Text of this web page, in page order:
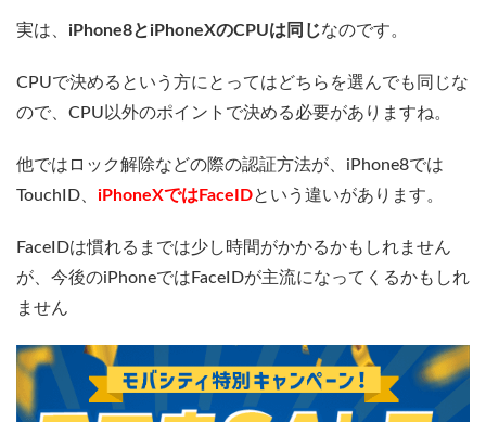
実は、 iPhone8とiPhoneXのCPUは同じなのです。
CPUで決めるという方にとってはどちらを選んでも同じな
ので、CPU以外のポイントで決める必要がありますね。
他ではロック解除などの際の認証方法が、iPhone8では
TouchID、 iPhoneXではFaceIDという違いがあります。
FaceIDは慣れるまでは少し時間がかかるかもしれません
が、今後のiPhoneではFaceIDが主流になってくるかもしれ
ません